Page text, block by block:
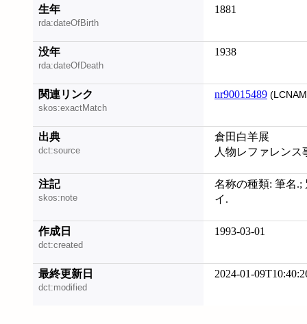
生年
rda:dateOfBirth
1881
没年
rda:dateOfDeath
1938
関連リンク
skos:exactMatch
nr90015489
出典
dct:source
倉田白羊展
人物レファレンス
注記
skos:note
名称の種類: 筆名.;
イ.
作成日
dct:created
1993-03-01
最終更新日
dct:modified
2024-01-